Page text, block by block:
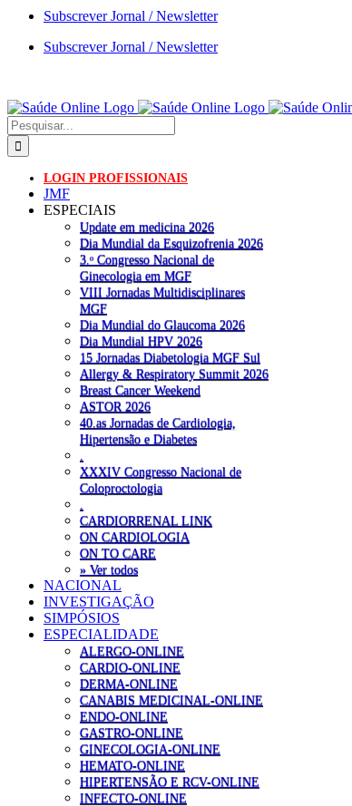
Skip
content
Subscrever Jornal / Newsletter
Subscrever Jornal / Newsletter
Pesquisar
LOGIN PROFISSIONAIS
JMF
ESPECIAIS
Update em medicina 2026
Dia Mundial da Esquizofrenia 2026
3.ᵒ Congresso Nacional de
Ginecologia em MGF
VIII Jornadas Multidisciplinares
MGF
Dia Mundial do Glaucoma 2026
Dia Mundial HPV 2026
15 Jornadas Diabetologia MGF Sul
Allergy & Respiratory Summit 2026
Breast Cancer Weekend
ASTOR 2026
40.as Jornadas de Cardiologia,
Hipertensão e Diabetes
XXXIV Congresso Nacional de
Coloproctologia
CARDIORRENAL LINK
ON CARDIOLOGIA
ON TO CARE
» Ver todos
NACIONAL
INVESTIGAÇÃO
SIMPÓSIOS
ESPECIALIDADE
ALERGO-ONLINE
CARDIO-ONLINE
DERMA-ONLINE
CANABIS MEDICINAL-ONLINE
ENDO-ONLINE
GASTRO-ONLINE
GINECOLOGIA-ONLINE
HEMATO-ONLINE
HIPERTENSÃO E RCV-ONLINE
INFECTO-ONLINE